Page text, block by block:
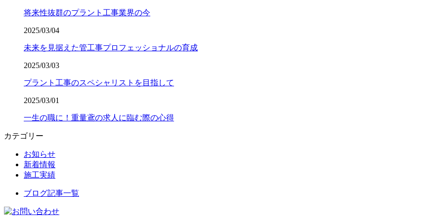
将来性抜群のプラント工事業界の今
2025/03/04
未来を見据えた管工事プロフェッショナルの育成
2025/03/03
プラント工事のスペシャリストを目指して
2025/03/01
一生の職に！重量鳶の求人に臨む際の心得
カテゴリー
お知らせ
新着情報
施工実績
ブログ記事一覧